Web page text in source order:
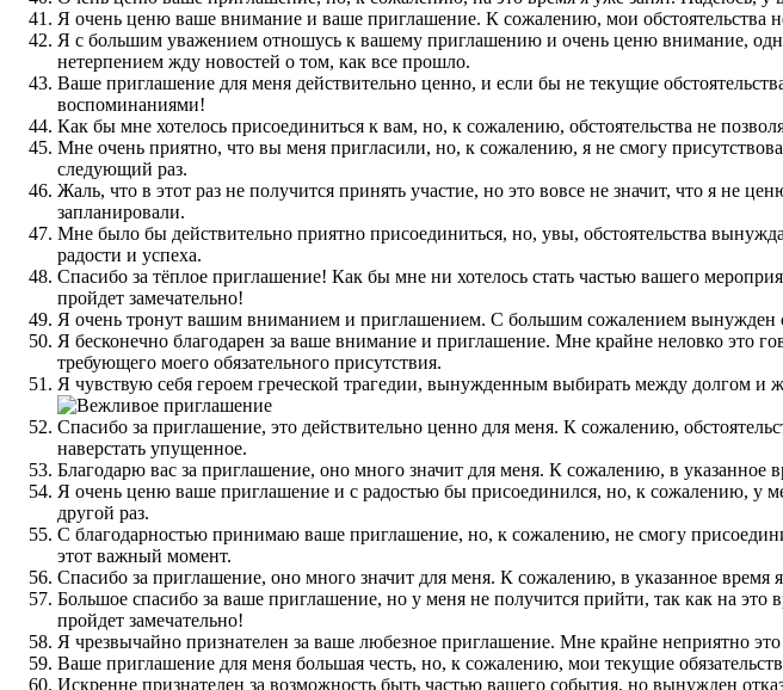
Я очень ценю ваше внимание и ваше приглашение. К сожалению, мои обстоятельства
Я с большим уважением отношусь к вашему приглашению и очень ценю внимание,
нетерпением жду новостей о том, как все прошло.
Ваше приглашение для меня действительно ценно, и если бы не текущие
воспоминаниями!
Как бы мне хотелось присоединиться к вам, но, к сожалению, обстоятельства не
Мне очень приятно, что вы меня пригласили, но, к сожалению, я не смогу
следующий раз.
Жаль, что в этот раз не получится принять участие, но это вовсе не значит, что я не
запланировали.
Мне было бы действительно приятно присоединиться, но, увы, обстоятельства
радости и успеха.
Спасибо за тёплое приглашение! Как бы мне ни хотелось стать частью вашего
пройдет замечательно!
Я очень тронут вашим вниманием и приглашением. С большим сожалением вынужден
Я бесконечно благодарен за ваше внимание и приглашение. Мне крайне неловко это
требующего моего обязательного присутствия.
Я чувствую себя героем греческой трагедии, вынужденным выбирать между долгом и
Спасибо за приглашение, это действительно ценно для меня. К сожалению,
наверстать упущенное.
Благодарю вас за приглашение, оно много значит для меня. К сожалению, в указанное
Я очень ценю ваше приглашение и с радостью бы присоединился, но, к сожалению, у
другой раз.
С благодарностью принимаю ваше приглашение, но, к сожалению, не смогу
этот важный момент.
Спасибо за приглашение, оно много значит для меня. К сожалению, в указанное время
Большое спасибо за ваше приглашение, но у меня не получится прийти, так как на
пройдет замечательно!
Я чрезвычайно признателен за ваше любезное приглашение. Мне крайне неприятно
Ваше приглашение для меня большая честь, но, к сожалению, мои текущие
Искренне признателен за возможность быть частью вашего события, но вынужден